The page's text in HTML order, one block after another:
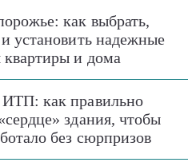
как выбрать,
и установить надежные
квартиры и дома
как правильно
здания, чтобы
без сюрпризов